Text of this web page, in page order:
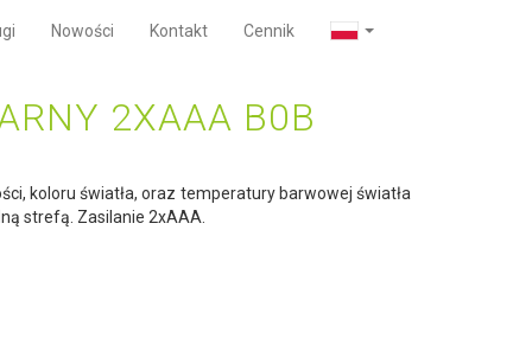
Nowości Kontakt Cennik
2XAAA B0B
koloru światła, oraz temperatury barwowej światła
strefą. Zasilanie 2xAAA.